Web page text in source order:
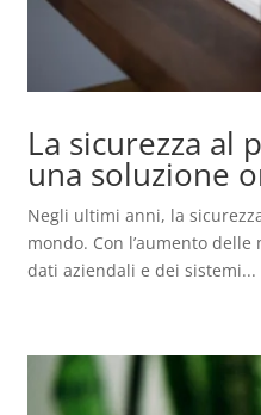
La sicurezza al
una soluzione
Negli ultimi anni, la
mondo. Con l’aumento
dati aziendali e dei sistemi...